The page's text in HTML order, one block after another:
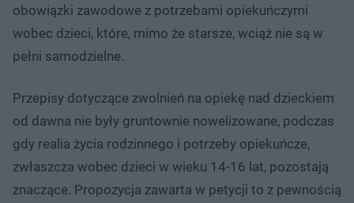
obowiązki zawodowe z potrzebami opiekuńczymi
wobec dzieci, które, mimo że starsze, wciąż nie są w
pełni samodzielne.
Przepisy dotyczące zwolnień na opiekę nad dzieckiem
od dawna nie były gruntownie nowelizowane, podczas
gdy realia życia rodzinnego i potrzeby opiekuńcze,
zwłaszcza wobec dzieci w wieku 14-16 lat, pozostają
znaczące. Propozycja zawarta w petycji to z pewnością